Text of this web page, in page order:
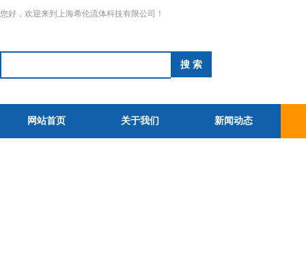
您好，欢迎来到上海希伦流体科技有限公司！
网站首页 关于我们 新闻动态